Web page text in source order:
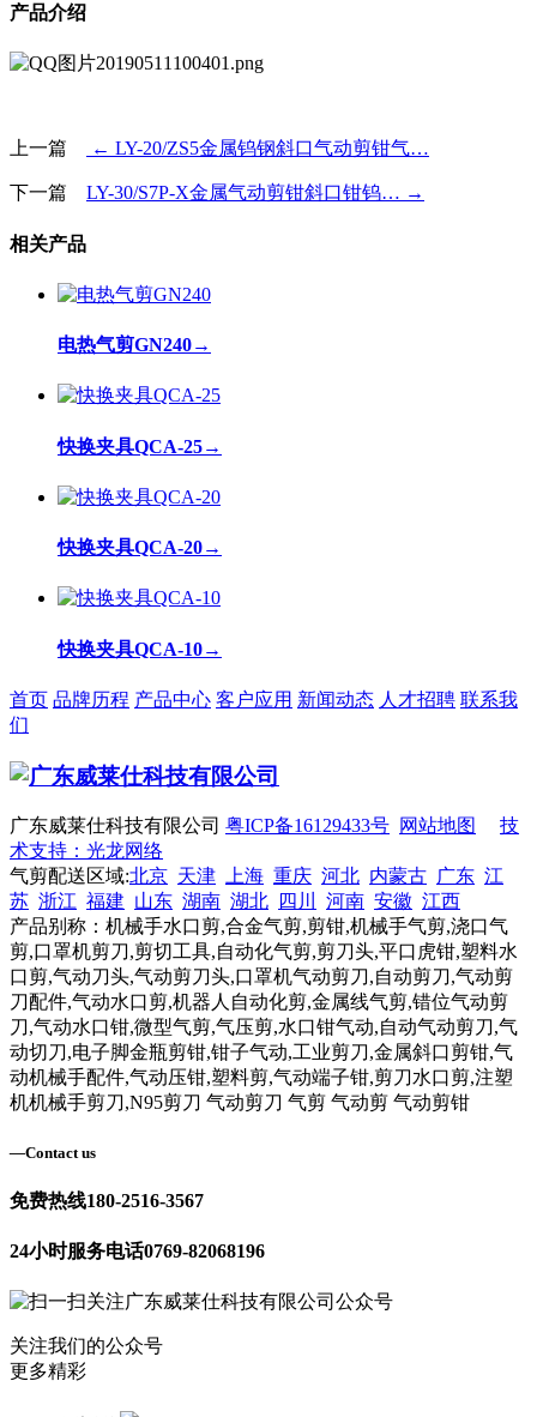
产品介绍
上一篇 ← LY-20/ZS5金属钨钢斜口气动剪钳气…
下一篇 LY-30/S7P-X金属气动剪钳斜口钳钨… →
相关产品
电热气剪GN240→
快换夹具QCA-25→
快换夹具QCA-20→
快换夹具QCA-10→
首页 品牌历程 产品中心 客户应用 新闻动态 人才招聘 联系我
们
广东威莱仕科技有限公司 粤ICP备16129433号 网站地图
技
术支持：光龙网络
气剪配送区域:北京 天津 上海 重庆 河北 内蒙古 广东 江
苏 浙江 福建 山东 湖南 湖北 四川 河南 安徽 江西
产品别称：机械手水口剪,合金气剪,剪钳,机械手气剪,浇口气
剪,口罩机剪刀,剪切工具,自动化气剪,剪刀头,平口虎钳,塑料水
口剪,气动刀头,气动剪刀头,口罩机气动剪刀,自动剪刀,气动剪
刀配件,气动水口剪,机器人自动化剪,金属线气剪,错位气动剪
刀,气动水口钳,微型气剪,气压剪,水口钳气动,自动气动剪刀,气
动切刀,电子脚金瓶剪钳,钳子气动,工业剪刀,金属斜口剪钳,气
动机械手配件,气动压钳,塑料剪,气动端子钳,剪刀水口剪,注塑
机机械手剪刀,N95剪刀 气动剪刀 气剪 气动剪 气动剪钳
—Contact us
免费热线180-2516-3567
24小时服务电话0769-82068196
关注我们的公众号
更多精彩